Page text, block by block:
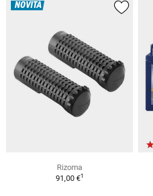
NOVITÀ
Rizoma
91,00 €1